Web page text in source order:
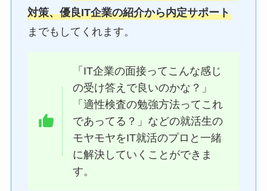
対策、優良IT企業の紹介から内定サポート
までもしてくれます。
「IT企業の面接ってこんな感じ
の受け答えで良いのかな？」
「適性検査の勉強方法ってこれ
であってる？」などの就活生の
モヤモヤをIT就活のプロと一緒
に解決していくことができま
す。